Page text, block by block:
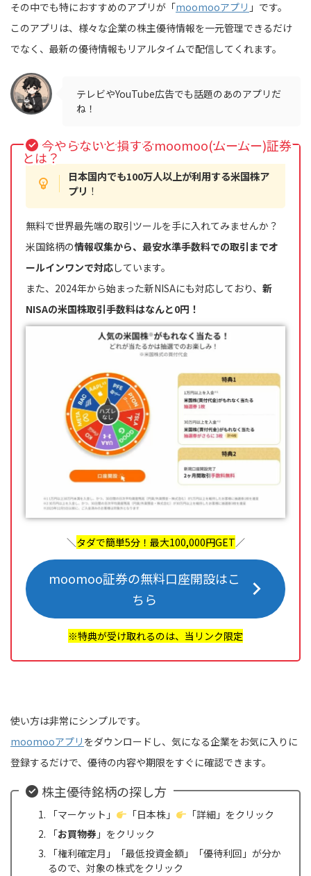
その中でも特におすすめのアプリが「moomooアプリ 」です。
このアプリは、様々な企業の株主優待情報を一元管理できるだけ
でなく、最新の優待情報もリアルタイムで配信してくれます。
テレビやYouTube広告でも話題のあのアプリだ
ね！
今やらないと損するmoomoo(ムームー)証券
とは？
日本国内でも100万人以上が利用する米国株ア
プリ ！
無料で世界最先端の取引ツールを手に入れてみませんか？
米国銘柄の情報収集から、最安水準手数料での取引までオ
ールインワンで対応しています。
また、2024年から始まった新NISAにも対応しており、 新
NISAの米国株取引手数料はなんと0円！
＼タダで簡単5分！最大100,000円GET／
moomoo証券の無料口座開設はこ
ちら
※特典が受け取れるのは、当リンク限定
使い方は非常にシンプルです。
moomooアプリ をダウンロードし、気になる企業をお気に入りに
登録するだけで、優待の内容や期限をすぐに確認できます。
株主優待銘柄の探し方
「マーケット」 「日本株」
「詳細」をクリック
「お買物券 」をクリック
「権利確定月」「最低投資金額」「優待利回」が分か
るので、対象の株式をクリック